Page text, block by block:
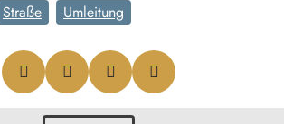
Straße Umleitung